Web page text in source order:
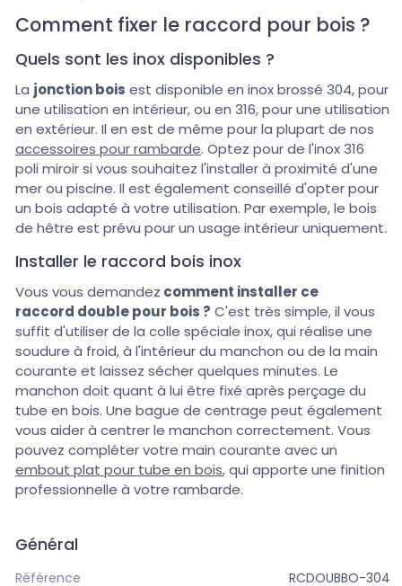
Comment fixer le raccord pour bois ?
Quels sont les inox disponibles ?
La jonction bois est disponible en inox brossé 304, pour
une utilisation en intérieur, ou en 316, pour une utilisation
en extérieur. Il en est de même pour la plupart de nos
accessoires pour rambarde. Optez pour de l'inox 316
poli miroir si vous souhaitez l'installer à proximité d'une
mer ou piscine. Il est également conseillé d'opter pour
un bois adapté à votre utilisation. Par exemple, le bois
de hêtre est prévu pour un usage intérieur uniquement.
Installer le raccord bois inox
Vous vous demandez comment installer ce
raccord double pour bois ? C'est très simple, il vous
suffit d'utiliser de la colle spéciale inox, qui réalise une
soudure à froid, à l'intérieur du manchon ou de la main
courante et laissez sécher quelques minutes. Le
manchon doit quant à lui être fixé après perçage du
tube en bois. Une bague de centrage peut également
vous aider à centrer le manchon correctement. Vous
pouvez compléter votre main courante avec un
embout plat pour tube en bois, qui apporte une finition
professionnelle à votre rambarde.
Général
Référence RCDOUBBO-304